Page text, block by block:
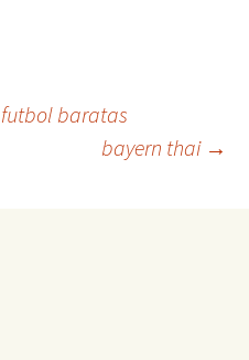
baratas
bayern thai →